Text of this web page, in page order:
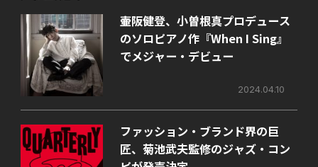
壷阪健登、小曽根真プロデュース
のソロピアノ作『When I Sing』
でメジャー・デビュー
2024.04.10
ファッション・ブランド界の巨
匠、菊池武夫監修のジャズ・コン